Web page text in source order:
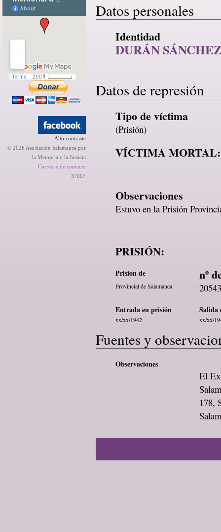
Alto contraste
© 2026 Asociación Salamanca por
la Memoria y la Justicia
Correo-e de contacto
37007
Datos personales
Identidad
DURÁN
Datos de represión
Tipo de víctima
(Prisión)
VÍCTIMA MORTAL:
Observaciones
Estuvo en la Prisión
PRISIÓN:
Prision de nº
Provincial de Salamanca 20543
Entrada en prisión Salida
xx/xx/1942 xx/xx/
Fuentes y
Observaciones
El
178,